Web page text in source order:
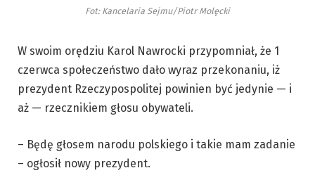
Fot: Kancelaria Sejmu/Piotr Molęcki
W swoim orędziu Karol Nawrocki przypomniał, że 1
czerwca społeczeństwo dało wyraz przekonaniu, iż
prezydent Rzeczypospolitej powinien być jedynie — i
aż — rzecznikiem głosu obywateli.
– Będę głosem narodu polskiego i takie mam zadanie
– ogłosił nowy prezydent.